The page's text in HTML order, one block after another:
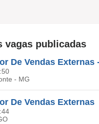
vagas publicadas
- MG
De Vendas Externas